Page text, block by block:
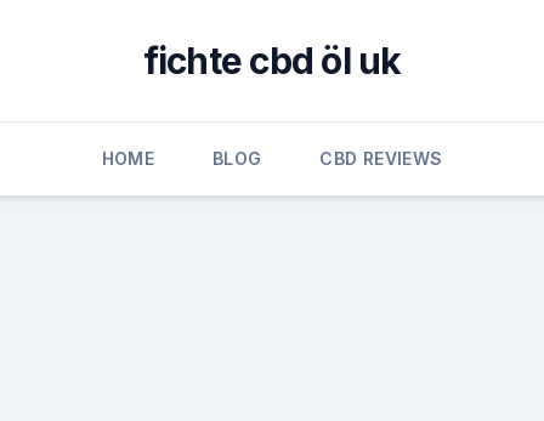
fichte cbd öl uk
HOME BLOG CBD REVIEWS